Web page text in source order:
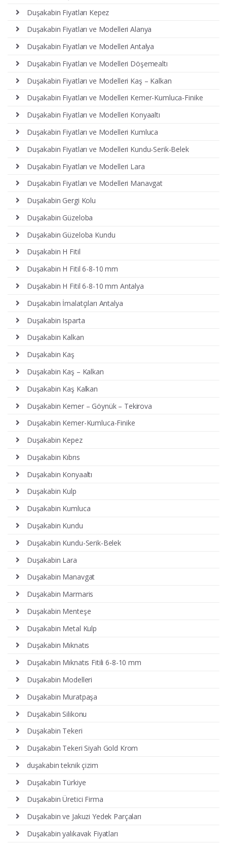
Duşakabin Fiyatları Kepez
Duşakabin Fiyatları ve Modelleri Alanya
Duşakabin Fiyatları ve Modelleri Antalya
Duşakabin Fiyatları ve Modelleri Döşemealtı
Duşakabin Fiyatları ve Modelleri Kaş – Kalkan
Duşakabin Fiyatları ve Modelleri Kemer-Kumluca-Finike
Duşakabin Fiyatları ve Modelleri Konyaaltı
Duşakabin Fiyatları ve Modelleri Kumluca
Duşakabin Fiyatları ve Modelleri Kundu-Serik-Belek
Duşakabin Fiyatları ve Modelleri Lara
Duşakabin Fiyatları ve Modelleri Manavgat
Duşakabin Gergi Kolu
Duşakabin Güzeloba
Duşakabin Güzeloba Kundu
Duşakabin H Fitil
Duşakabin H Fitil 6-8-10 mm
Duşakabin H Fitil 6-8-10 mm Antalya
Duşakabin İmalatçıları Antalya
Duşakabin Isparta
Duşakabin Kalkan
Duşakabin Kaş
Duşakabin Kaş – Kalkan
Duşakabin Kaş Kalkan
Duşakabin Kemer – Göynük – Tekirova
Duşakabin Kemer-Kumluca-Finike
Duşakabin Kepez
Duşakabin Kıbrıs
Duşakabin Konyaaltı
Duşakabin Kulp
Duşakabin Kumluca
Duşakabin Kundu
Duşakabin Kundu-Serik-Belek
Duşakabin Lara
Duşakabin Manavgat
Duşakabin Marmaris
Duşakabin Menteşe
Duşakabin Metal Kulp
Duşakabin Mıknatıs
Duşakabin Mıknatıs Fitili 6-8-10 mm
Duşakabin Modelleri
Duşakabin Muratpaşa
Duşakabin Silikonu
Duşakabin Tekeri
Duşakabin Tekeri Siyah Gold Krom
duşakabin teknik çizim
Duşakabin Türkiye
Duşakabin Üretici Firma
Duşakabin ve Jakuzi Yedek Parçaları
Duşakabin yalıkavak Fiyatları